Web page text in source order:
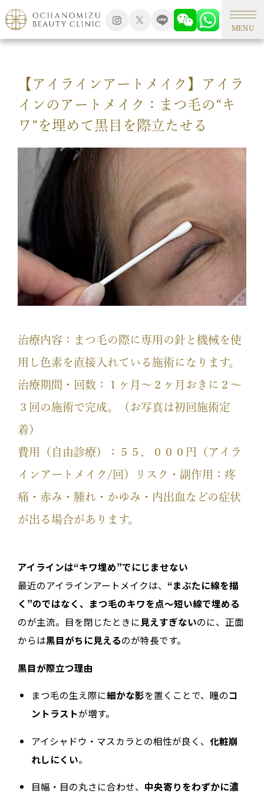
MENU
TOP 新着情報
【アイラインアートメイク】アイラ
インのアートメイク：まつ毛の“キ
ワ”を埋めて黒目を際立たせる
治療内容：まつ毛の際に専用の針と機械を使
用し色素を直接入れている施術になります。
治療期間・回数：１ヶ月〜２ヶ月おきに２〜
３回の施術で完成。（お写真は初回施術定
着）
費用（自由診療）：５５，０００円（アイラ
インアートメイク/回）リスク・副作用：疼
痛・赤み・腫れ・かゆみ・内出血などの症状
が出る場合があります。
アイラインは“キワ埋め”でにじませない
最近のアイラインアートメイクは、 “まぶたに線を描
く”のではなく、まつ毛のキワを点〜短い線で埋める
のが主流。目を閉じたときに 見えすぎないのに、正面
からは黒目がちに見えるのが特長です。
黒目が際立つ理由
まつ毛の生え際に細かな影を置くことで、瞳のコ
ントラストが増す。
アイシャドウ・マスカラとの相性が良く、化粧崩
れしにくい。
目幅・目の丸さに合わせ、 中央寄りをわずかに濃